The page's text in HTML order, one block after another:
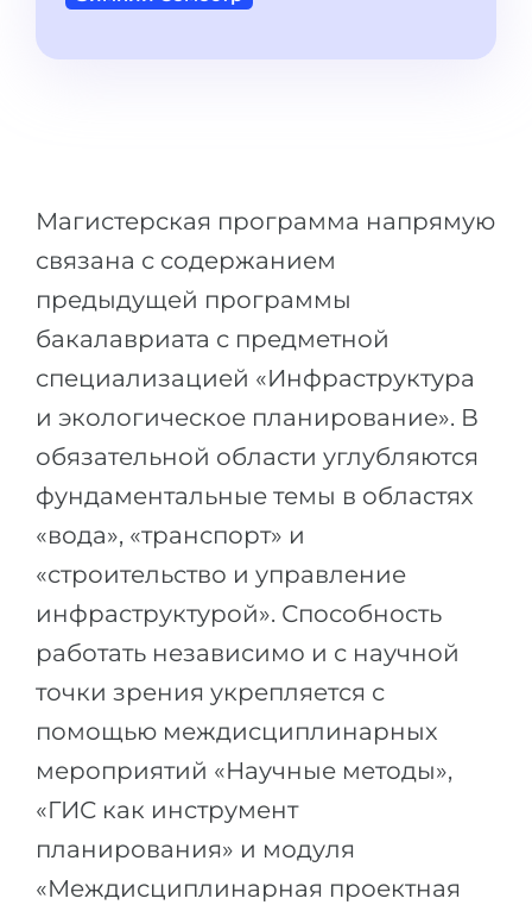
Города
КАРЬЕРНОЕ ОРИЕНТИРОВАНИЕ
Тест Голланда
Тест Карта Интересов
Тест RIASEC
Успех
100%
Наши студенты успешно поступают
КОНСУЛЬТАЦИЯ!
Менеджмент
Другая специальность
ПОСТУПАЕМ ИЗ...
Россия
Украина
Другая страна
ЗАПИСАТЬСЯ НА КОНСУЛЬТАЦИЮ
Магистерская программа напрямую
связана с содержанием
предыдущей программы
бакалавриата с предметной
специализацией «Инфраструктура
и экологическое планирование». В
обязательной области углубляются
фундаментальные темы в областях
«вода», «транспорт» и
«строительство и управление
инфраструктурой». Способность
работать независимо и с научной
точки зрения укрепляется с
помощью междисциплинарных
мероприятий «Научные методы»,
«ГИС как инструмент
планирования» и модуля
«Междисциплинарная проектная